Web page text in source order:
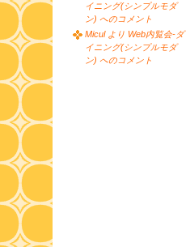
イニング(シンプルモダ
ン) へのコメント
Micul より Web内覧会-ダ
イニング(シンプルモダ
ン) へのコメント